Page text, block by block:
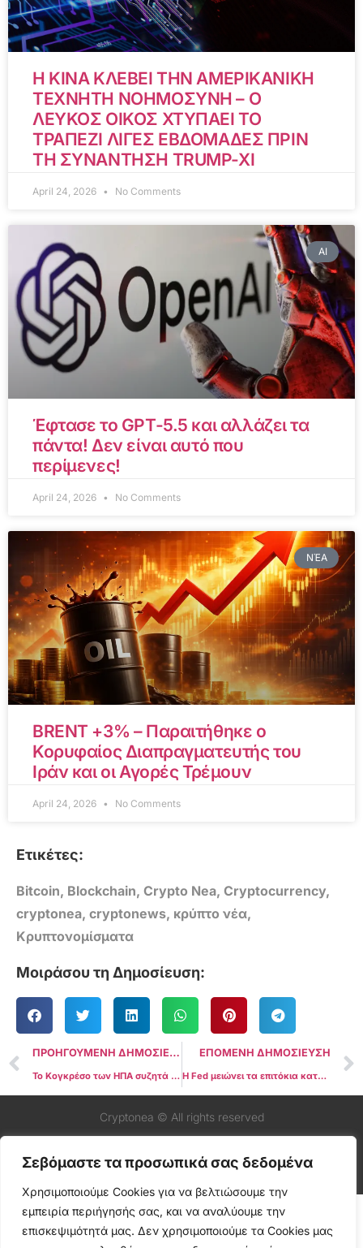
Σεβόμαστε τα προσωπικά σας δεδομένα
Χρησιμοποιούμε Cookies για να βελτιώσουμε την
εμπειρία περιήγησής σας, και να αναλύουμε την
επισκεψιμότητά μας. Δεν χρησιμοποιούμε τα Cookies μας
Η ΚΙΝΑ ΚΛΕΒΕΙ ΤΗΝ ΑΜΕΡΙΚΑΝΙΚΗ
ΤΕΧΝΗΤΗ ΝΟΗΜΟΣΥΝΗ – Ο
ΛΕΥΚΟΣ ΟΙΚΟΣ ΧΤΥΠΑΕΙ ΤΟ
ΤΡΑΠΕΖΙ ΛΙΓΕΣ ΕΒΔΟΜΑΔΕΣ ΠΡΙΝ
ΤΗ ΣΥΝΑΝΤΗΣΗ TRUMP-XI
April 24, 2026 No Comments
AI
Έφτασε το GPT-5.5 και αλλάζει τα
πάντα! Δεν είναι αυτό που
περίμενες!
April 24, 2026 No Comments
ΝΈΑ
BRENT +3% – Παραιτήθηκε ο
Κορυφαίος Διαπραγματευτής του
Ιράν και οι Αγορές Τρέμουν
April 24, 2026 No Comments
Ετικέτες:
Bitcoin, Blockchain, Crypto Nea, Cryptocurrency,
cryptonea, cryptonews, κρύπτο νέα,
Κρυπτονομίσματα
Μοιράσου τη Δημοσίευση:
ΠΡΟΗΓΟΥΜΕΝΗ ΔΗΜΟΣΙΕΥΣΗ
Το Κογκρέσο των ΗΠΑ συζητά με Saylor και Lee για την πρόταση Στρατηγικού Αποθεματικού Bitcoin
ΕΠΟΜΕΝΗ ΔΗΜΟΣΙΕΥΣΗ
Η Fed μειώνει τα επιτόκια κατά 25 μ.β. ενώ το Bitcoin κρατάει πάνω από τα $115.000
Cryptonea © All rights reserved